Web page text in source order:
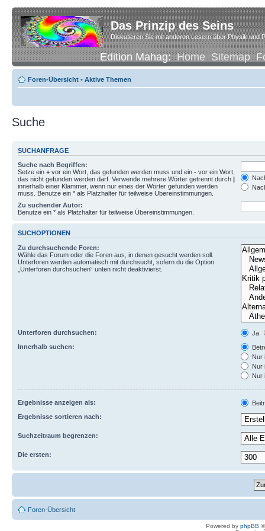
Das Prinzip des Seins
Diskutieren Sie mit anderen Lesern über Physik und
Edition Mahag:Home Sitemap
Foren-Übersicht • Aktive Themen
Suche
SUCHANFRAGE
Suche nach Begriffen:
Setze ein + vor ein Wort, das gefunden werden muss und ein - vor ein Wort,
das nicht gefunden werden darf. Verwende mehrere Wörter getrennt durch |
innerhalb einer Klammer, wenn nur eines der Wörter gefunden werden
muss. Benutze ein * als Platzhalter für teilweise Übereinstimmungen.
Zu suchender Autor:
Benutze ein * als Platzhalter für teilweise Übereinstimmungen.
SUCHOPTIONEN
Zu durchsuchende Foren:
Wähle das Forum oder die Foren aus, in denen gesucht werden soll.
Unterforen werden automatisch mit durchsucht, sofern du die Option
„Unterforen durchsuchen“ unten nicht deaktivierst.
Unterforen durchsuchen:
Ja
Innerhalb suchen:
Nur
Nur
Nur
Ergebnisse anzeigen als:
Ergebnisse sortieren nach:
Suchzeitraum begrenzen:
Die ersten:
Foren-Übersicht
Powered by phpBB